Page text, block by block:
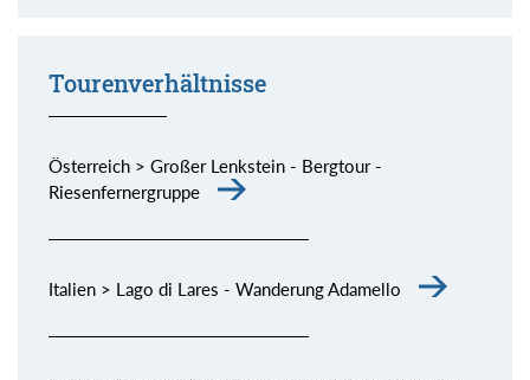
Tourenverhältnisse
Österreich > Großer Lenkstein - Bergtour -
Riesenfernergruppe
Italien > Lago di Lares - Wanderung Adamello